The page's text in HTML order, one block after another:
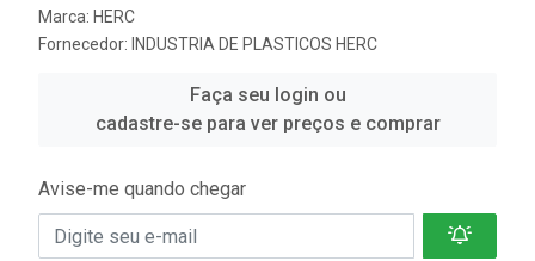
Marca: HERC
Fornecedor: INDUSTRIA DE PLASTICOS HERC
Faça seu login ou
cadastre-se para ver preços e comprar
Avise-me quando chegar